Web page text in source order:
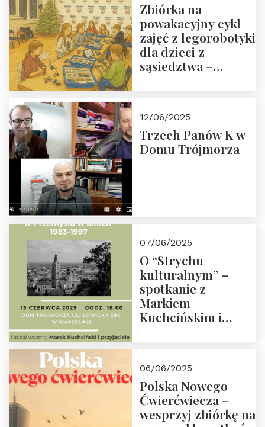
Zbiórka na
powakacyjny cykl
zajęć z legorobotyki
dla dzieci z
sąsiedztwa –
Fundacji
12/06/2025
Trzech Panów K w
Domu Trójmorza
07/06/2025
O “Strychu
kulturalnym” –
spotkanie z
Markiem
Kuchcińskim i
18:00
06/06/2025
Polska Nowego
Ćwierćwiecza –
wesprzyj zbiórkę na